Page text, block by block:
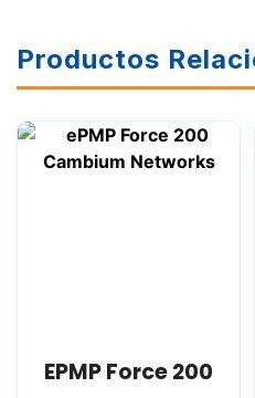
Productos
EPMP Force 200